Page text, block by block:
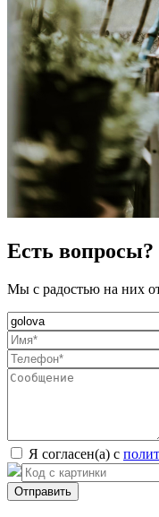
Есть вопросы?
Мы с радостью на них
Я согласен(а) с
Отправить